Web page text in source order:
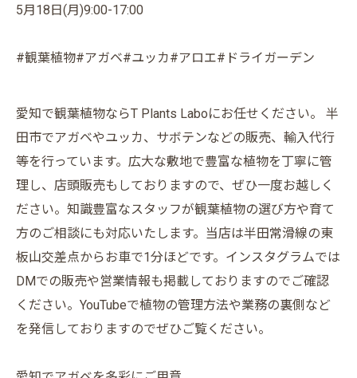
5月18日(月)9:00-17:00
#観葉植物#アガベ#ユッカ#アロエ#ドライガーデン
愛知で観葉植物ならT Plants Laboにお任せください。 半
田市でアガベやユッカ、サボテンなどの販売、輸入代行
等を行っています。広大な敷地で豊富な植物を丁寧に管
理し、店頭販売もしておりますので、ぜひ一度お越しく
ださい。知識豊富なスタッフが観葉植物の選び方や育て
方のご相談にも対応いたします。当店は半田常滑線の東
板山交差点からお車で1分ほどです。インスタグラムでは
DMでの販売や営業情報も掲載しておりますのでご確認
ください。YouTubeで植物の管理方法や業務の裏側など
を発信しておりますのでぜひご覧ください。